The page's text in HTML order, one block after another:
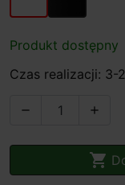
Produkt dostępny
Czas realizacji: 3-
 
